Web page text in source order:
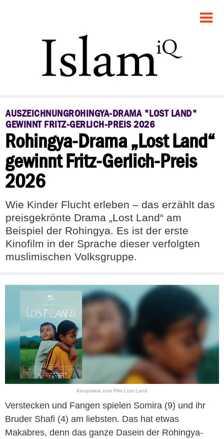
POLITIK
FEUILLETON
PANORAMA
RECHT
DEBATTE
AUSZEICHNUNGROHINGYA-DRAMA "LOST LAND"
GEWINNT FRITZ-GERLICH-PREIS 2026
Rohingya-Drama „Lost Land“
gewinnt Fritz-Gerlich-Preis
2026
Wie Kinder Flucht erleben – das erzählt das
preisgekrönte Drama „Lost Land“ am
Beispiel der Rohingya. Es ist der erste
Kinofilm in der Sprache dieser verfolgten
muslimischen Volksgruppe.
Kinoplakat zum Film Lost Land
Verstecken und Fangen spielen Somira (9) und ihr
Bruder Shafi (4) am liebsten. Das hat etwas
Makabres, denn das ganze Dasein der Rohingya-